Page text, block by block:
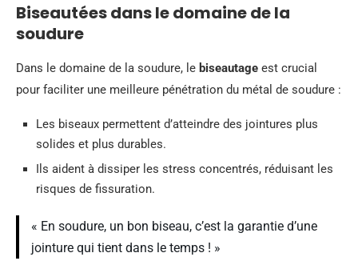
Biseautées dans le domaine de la
soudure
Dans le domaine de la soudure, le biseautage est crucial
pour faciliter une meilleure pénétration du métal de soudure :
Les biseaux permettent d’atteindre des jointures plus
solides et plus durables.
Ils aident à dissiper les stress concentrés, réduisant les
risques de fissuration.
« En soudure, un bon biseau, c’est la garantie d’une
jointure qui tient dans le temps ! »